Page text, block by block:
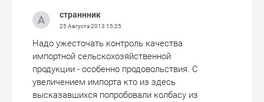
страннник
25 Августа 2013 15:25
Надо ужесточать контроль качества
импортной сельскохозяйственной
продукции - особенно продовольствия. С
увеличением импорта кто из здесь
высказавшихся попробовали колбасу из